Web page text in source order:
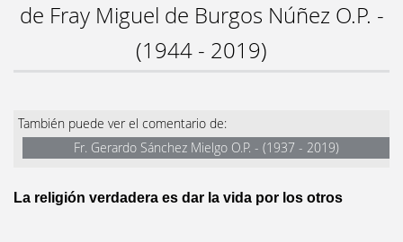
de Fray Miguel de Burgos Núñez O.P. -
(1944 - 2019)
También puede ver el comentario de:
Fr. Gerardo Sánchez Mielgo O.P. - (1937 - 2019)
La religión verdadera es dar la vida por los otros